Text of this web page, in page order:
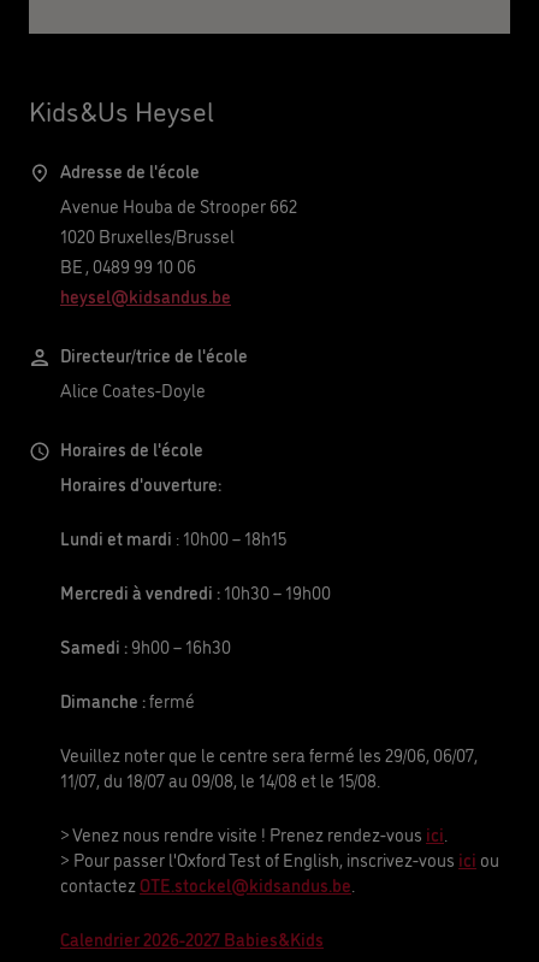
Kids&Us Heysel
Adresse de l'école
Avenue Houba de Strooper 662
1020Bruxelles/Brussel
BE,0489 99 10 06
heysel@kidsandus.be
Directeur/trice de l'école
Alice Coates-Doyle
Horaires de l'école
Horaires d'ouverture:
Lundi et mardi : 10h00– 18h15
Mercredi à vendredi :10h30 – 19h00
Samedi :9h00 – 16h30
Dimanche :fermé
Veuillez noter que le centre sera fermé les 29/06, 06/07,
11/07, du 18/07 au 09/08, le 14/08 et le 15/08.
> Venez nous rendre visite ! Prenez rendez-vous ici
> Pour passer l'Oxford Test of English, inscrivez-vous ici ou
contactezOTE.stockel@kidsandus.be
Calendrier 2026-2027 Babies&Kids